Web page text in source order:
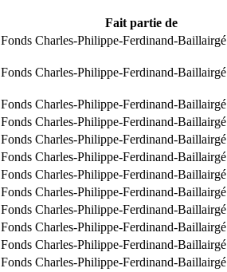
Fait partie de
Fonds Charles-Philippe-Ferdinand-Baillairgé
Fonds Charles-Philippe-Ferdinand-Baillairgé
Fonds Charles-Philippe-Ferdinand-Baillairgé
Fonds Charles-Philippe-Ferdinand-Baillairgé
Fonds Charles-Philippe-Ferdinand-Baillairgé
Fonds Charles-Philippe-Ferdinand-Baillairgé
Fonds Charles-Philippe-Ferdinand-Baillairgé
Fonds Charles-Philippe-Ferdinand-Baillairgé
Fonds Charles-Philippe-Ferdinand-Baillairgé
Fonds Charles-Philippe-Ferdinand-Baillairgé
Fonds Charles-Philippe-Ferdinand-Baillairgé
Fonds Charles-Philippe-Ferdinand-Baillairgé